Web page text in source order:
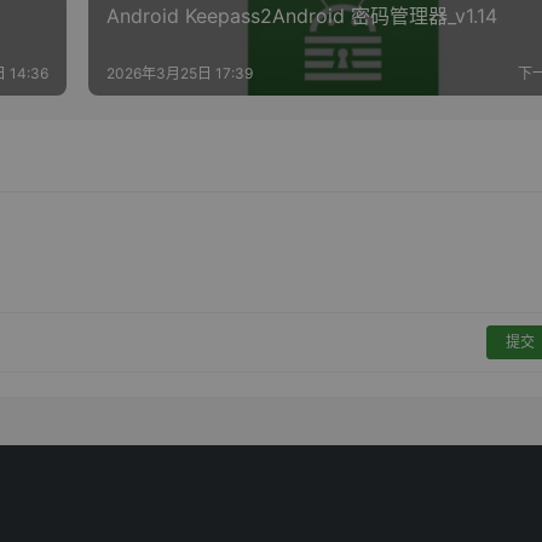
14:36
Android Keepass2Android 密码管理器_v1.14
下
2026年3月25日 17:39
提交